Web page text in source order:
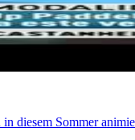
diesem Sommer